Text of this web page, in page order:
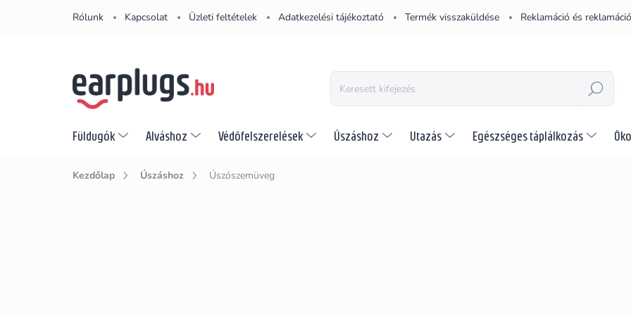
Rólunk Kapcsolat Üzleti feltételek Adatkezelési tájékoztató Termék visszaküldése Reklamáció és
KERESÉS
Füldugók Alváshoz Védőfelszerelések Úszáshoz Utazás Egészséges táplálkozás
Kezdőlap Úszáshoz Úszószemüveg